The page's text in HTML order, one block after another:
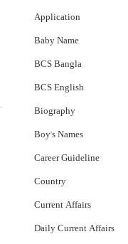
Application
Baby Name
BCS Bangla
BCS English
Biography
Boy's Names
Career Guideline
Country
Current Affairs
Daily Current Affairs